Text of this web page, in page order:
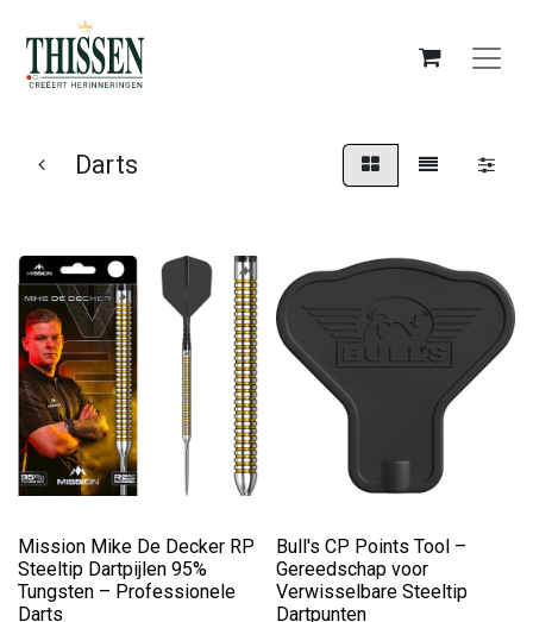
Darts
Mission Mike De Decker RP
Steeltip Dartpijlen 95%
Tungsten – Professionele
Darts
Bull's CP Points Tool –
Gereedschap voor
Verwisselbare Steeltip
Dartpunten